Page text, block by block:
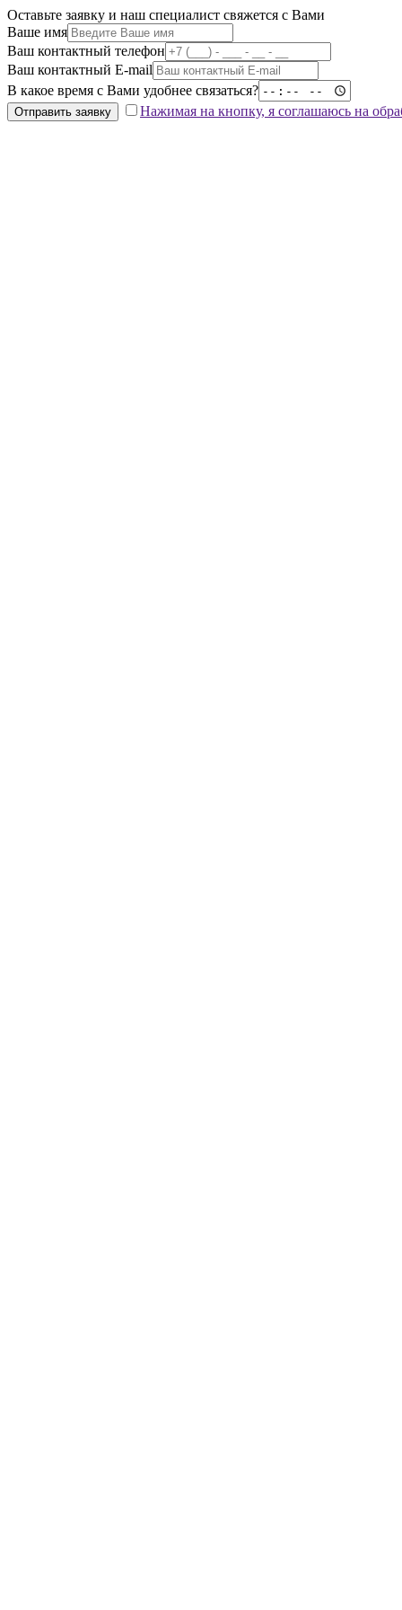
Оставьте заявку и наш специалист свяжется с Вами
Ваше имя
Ваш контактный телефон
Ваш контактный E-mail
В какое время с Вами удобнее связаться?
Отправить заявку Нажимая на кнопку, я соглашаюсь на